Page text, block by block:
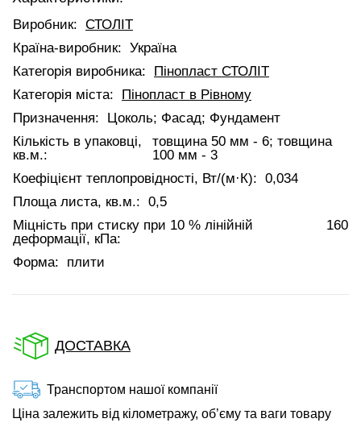
Виробник: СТОЛІТ
Країна-виробник: Україна
Категорія виробника:
Пінопласт СТОЛІТ
Категорія міста:
Пінопласт в Рівному
Призначення:
Цоколь; Фасад; Фундамент
Кількість в упаковці,
кв.м.:
товщина 50 мм - 6; товщина
100 мм - 3
Коефіцієнт теплопровідності, Вт/(м·К): 0,034
Площа листа, кв.м.: 0,5
Міцність при стиску при 10 % лінійній
деформації, кПа:
160
Форма: плити
ДОСТАВКА
Транспортом нашої компанії
Ціна залежить від кілометражу, об’єму та ваги товару